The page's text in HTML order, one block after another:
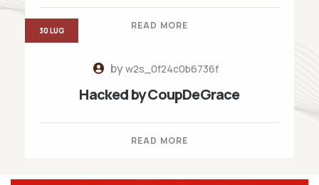
READ MORE
byw2s_0f24c0b6736f
Hacked by CoupDeGrace
READ MORE
30 LUG